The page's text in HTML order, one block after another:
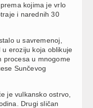
kojima je vrlo
i narednih 30
u savremenoj,
eroziju koja oblikuje
procesa u mnogome
Sunčevog
je vulkansko ostrvo,
Drugi sličan